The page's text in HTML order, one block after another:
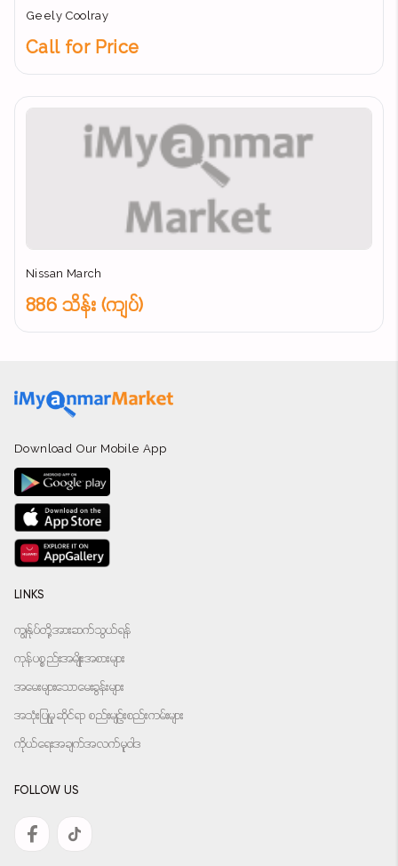
Geely Coolray
Call for Price
Nissan March
886 သိန်း (ကျပ်)
Download Our Mobile App
LINKS
ကျွန်ုပ်တို့အားဆက်သွယ်ရန်
ကုန်ပစ္စည်းအမျိုးအစားများ
အမေးများသောမေးခွန်းများ
အသုံးပြုမှုဆိုင်ရာ စည်းမျဉ်းစည်းကမ်းများ
ကိုယ်ရေးအချက်အလက်မူဝါဒ
FOLLOW US